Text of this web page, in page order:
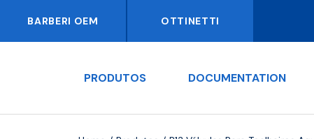
BARBERI OEM OTTINETTI
PRODUTOS DOCUMENTATION